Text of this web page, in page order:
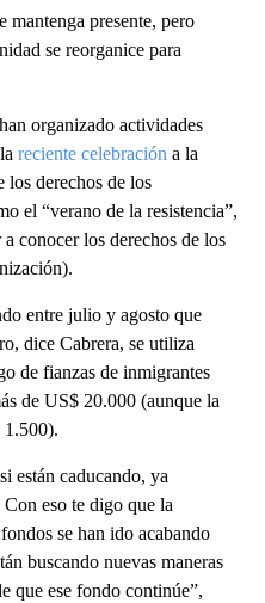
mantenga presente, pero
se reorganice para
organizado actividades
reciente celebración a la
los derechos de los
el “verano de la resistencia”,
conocer los derechos de los
entre julio y agosto que
dice Cabrera, se utiliza
de fianzas de inmigrantes
de US$ 20.000 (aunque la
1.500).
están caducando, ya
eso te digo que la
se han ido acabando
buscando nuevas maneras
que ese fondo continúe”,